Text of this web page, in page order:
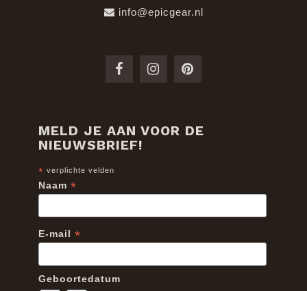
info@epicgear.nl
MELD JE AAN VOOR DE
NIEUWSBRIEF!
* verplichte velden
Naam *
E-mail *
Geboortedatum